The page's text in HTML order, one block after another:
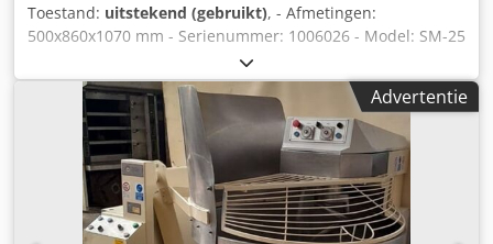
Toestand: uitstekend (gebruikt), - Afmetingen:
500x860x1070 mm - Serienummer: 1006026 - Model: SM-25
- Deegcapaciteit: 25 kg - Bloemcapaciteit: 15 kg - Kom: 8 l -
Bouwjaar: 2010 - Digitale besturing - Timer: voor beide
snelheden - Spanning: 220 V - Vermogen: 2,2 kW - Gewicht:
130 kg - Gereviseerd apparaat: Het apparaat wordt op
bestelling klaargemaakt, afspraken over ophalen en
retourneren worden dan gemaakt (prijs beschikbaar na
revisie op aanvraag) Chodpfx Ajwxvlaoggoa
Advertentie